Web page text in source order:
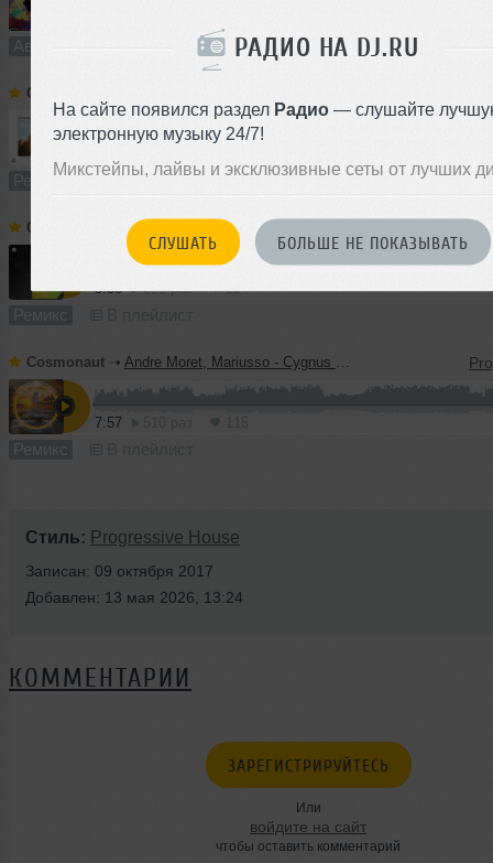
РАДИО НА DJ.RU
На сайте появился раздел Радио — слушайте
электронную музыку 24/7!
Микстейпы, лайвы и эксклюзивные сеты от лучших
СЛУШАТЬ БОЛЬШЕ НЕ ПОКАЗЫВАТЬ
Авторский трек В плейлист
Cosmonaut
Ремикс В плейлист
Cosmonaut Kyotto - The Surge (Cosmonaut Remix)
5:36 555 раз 124
Ремикс
Cosmonaut ➝ Andre Moret, Mariusso - Cygnus (Cosmonaut Remix)
7:57
Ремикс
Стиль: Progressive House
Записан: 09 октября 2017
Добавлен: 13 мая 2026, 13:24
КОММЕНТАРИИ
ЗАРЕГИСТРИРУЙТЕСЬ
Или
войдите на сайт
чтобы оставить комментарий